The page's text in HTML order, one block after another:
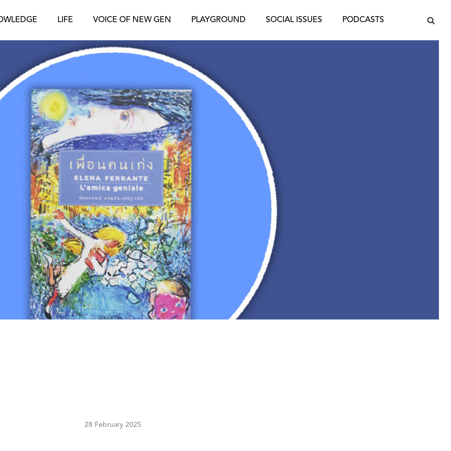
LIFE VOICE OF NEW GEN PLAYGROUND SOCIAL ISSUES PODCASTS
28 February 2025